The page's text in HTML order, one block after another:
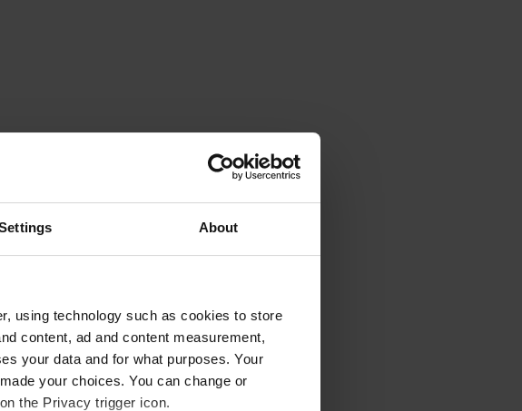
About
using technology such as cookies to store
content, ad and content measurement,
your data and for what purposes. Your
your choices. You can change or
the Privacy trigger icon.